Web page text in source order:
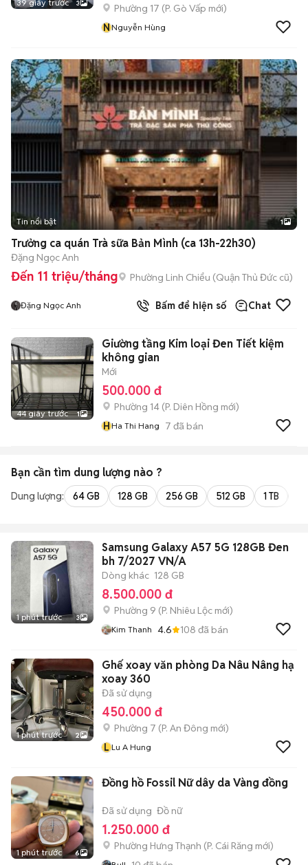
39 giây trước 3 Phường 17 (P. Gò Vấp mới)
NNguyễn Hùng
Tin nổi bật 1
Trưởng ca quán Trà sữa Bản Mình (ca 13h-22h30)
Đặng Ngọc Anh
Đến 11 triệu/tháng Phường Linh Chiểu (Quận Thủ Đức cũ)
Đặng Ngọc Anh Bấm để hiện số Chat
44 giây trước 1
Giường tầng Kim loại Đen Tiết kiệm
không gian
Mới
500.000 đ
Phường 14 (P. Diên Hồng mới)
HHa Thi Hang 7 đã bán
Bạn cần tìm dung lượng nào ?
Dung lượng: 64 GB 128 GB 256 GB 512 GB 1 TB
1 phút trước 3
Samsung Galaxy A57 5G 128GB Đen
bh 7/2027 VN/A
Dòng khác 128 GB
8.500.000 đ
Phường 9 (P. Nhiêu Lộc mới)
Kim Thanh 4.6 108 đã bán
1 phút trước 2
Ghế xoay văn phòng Da Nâu Nâng hạ
xoay 360
Đã sử dụng
450.000 đ
Phường 7 (P. An Đông mới)
L Lu A Hung
1 phút trước 6
Đồng hồ Fossil Nữ dây da Vàng đồng
Đã sử dụng Đồ nữ
1.250.000 đ
Phường Hưng Thạnh (P. Cái Răng mới)